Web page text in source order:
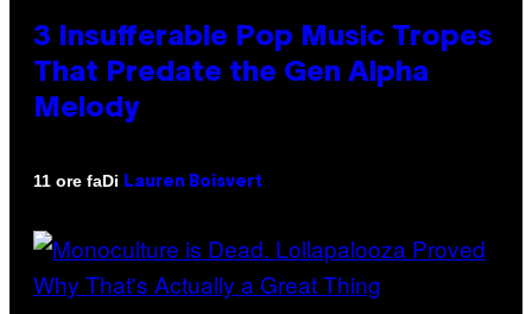
3 Insufferable Pop Music Tropes
That Predate the Gen Alpha
Melody
11 ore faDi Lauren Boisvert